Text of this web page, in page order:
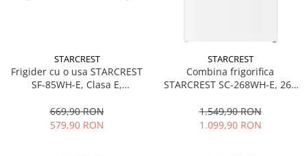
Uscatoare de par
Obiecte sanitare
Alte obiecte sanitare
STARCREST
Frigider cu o usa STARCREST
SF-85WH-E, Clasa E,
interioara, Compartiment
gheata, H 82 cm, Alb
669,90 RON
579,90 RON
STARCREST
Combina frigorifica
STARCREST SC-268WH-E, 268
Termostat reglabil, Iluminare
LED, Picioare ajustabile, Usi
1.549,90 RON
1.099,90 RON